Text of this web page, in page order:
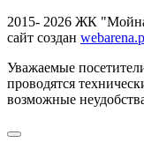
2015- 2026 ЖК
сайт создан
Уважаемые
проводятся
возможные